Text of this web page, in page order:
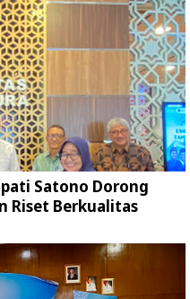
Satono Dorong
Riset Berkualitas